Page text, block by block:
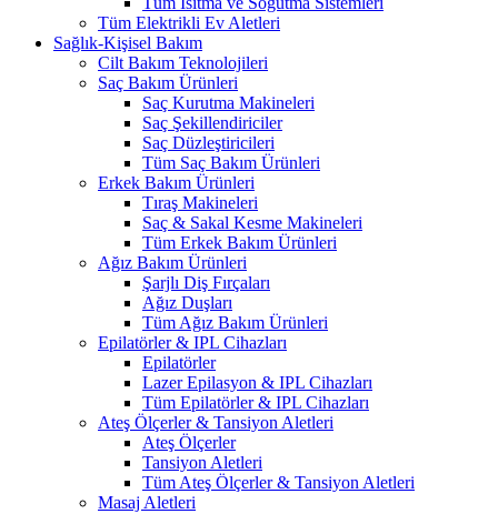
Tüm Elektrikli Ev Aletleri
Sağlık-Kişisel Bakım
Cilt Bakım Teknolojileri
Saç Bakım Ürünleri
Saç Kurutma Makineleri
Saç Şekillendiriciler
Saç Düzleştiricileri
Tüm Saç Bakım Ürünleri
Erkek Bakım Ürünleri
Tıraş Makineleri
Saç & Sakal Kesme Makineleri
Tüm Erkek Bakım Ürünleri
Ağız Bakım Ürünleri
Şarjlı Diş Fırçaları
Ağız Duşları
Tüm Ağız Bakım Ürünleri
Epilatörler & IPL Cihazları
Epilatörler
Lazer Epilasyon & IPL Cihazları
Tüm Epilatörler & IPL Cihazları
Ateş Ölçerler & Tansiyon Aletleri
Ateş Ölçerler
Tansiyon Aletleri
Tüm Ateş Ölçerler & Tansiyon Aletleri
Masaj Aletleri